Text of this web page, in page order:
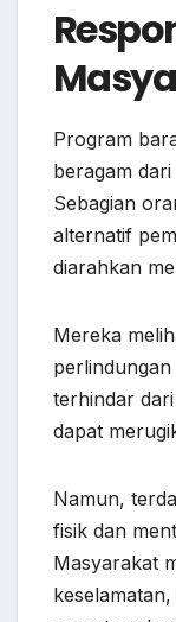
Program
beragam
Sebagian
alternatif
diarahkan
Mereka
terhindar
dapat
Namun,
fisik dan
Masyarakat